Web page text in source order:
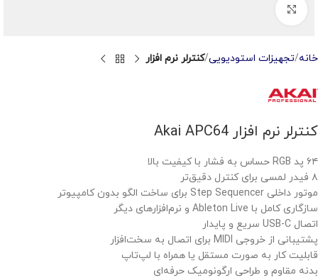
خانه تجهیزات استودیویی کنترلر نرم افزار
کنترلر نرم افزار Akai APC64
۶۴ پد RGB حساس به فشار با کیفیت بالا
۸ فیدر لمسی برای کنترل دقیق‌تر
موتور داخلی Step Sequencer برای ساخت الگو بدون کامپیوتر
سازگاری کامل با Ableton Live و نرم‌افزارهای دیگر
اتصال USB-C سریع و پایدار
پشتیبانی از خروجی MIDI برای اتصال به سخت‌افزار
قابلیت کار به صورت مستقل یا همراه با لپ‌تاپ
بدنه مقاوم و طراحی ارگونومیک حرفه‌ای